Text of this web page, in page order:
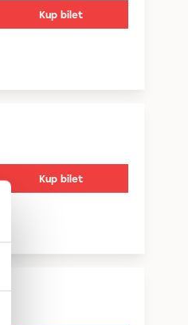
Kup bilet
Kup bilet